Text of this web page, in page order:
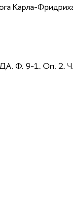
Карла-
Ф. 9-1. Оп. 2.